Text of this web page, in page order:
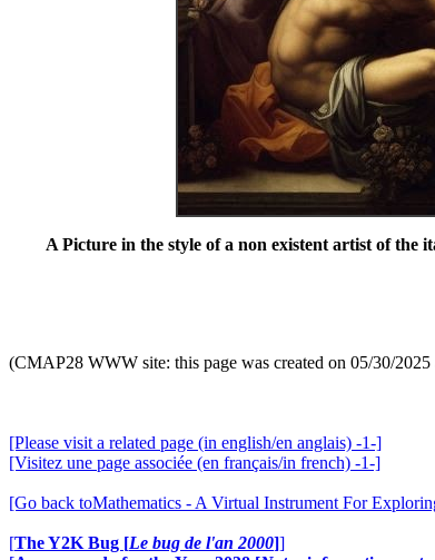
A Picture in the style of a non existent artist of the
(CMAP28 WWW site: this page was created on 05/30/
[Please visit a related page (in english/en anglais) -1-]
[Visitez une page associée (en français/in french) -1-]
[Go back toMathematics - A Virtual Instrument For
[The Y2K Bug [Le bug de l'an 2000]]